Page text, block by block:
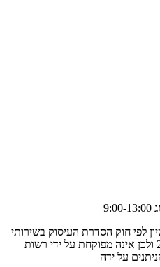
לפי חוק הסדרת העיסוק בשירותי
תשלום וייזום תשלום, התשפ"ג 2023 ולכן אינה מפוקחת על ידי רשות
על ידה